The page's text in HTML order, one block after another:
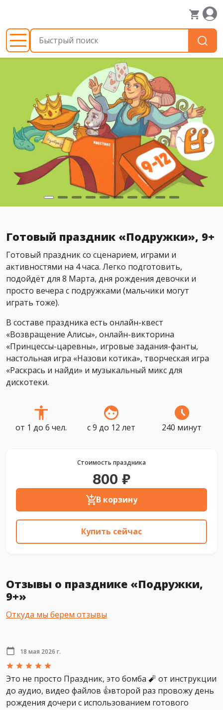
Готовый праздник «Подружки», 9+
Готовый праздник со сценарием, играми и
активностями на 4 часа. Легко подготовить,
подойдёт для 8 Марта, дня рождения девочки и
просто вечера с подружками (мальчики могут
играть тоже).
В составе праздника есть онлайн-квест
«Возвращение Алисы», онлайн-викторина
«Принцессы-царевны», игровые задания-фанты,
настольная игра «Назови котика», творческая игра
«Раскрась и найди» и музыкальный микс для
дискотеки.
от 1 до 6 чел. с 9 до 12 лет 240 минут
Стоимость праздника
800 ₽
В корзину
Купить сейчас
Отзывы о празднике «Подружки,
9+»
Откуда мы берем отзывы
18 мая 2026 г.
Это не просто Праздник, это бомба 🧨 от инструкции
до аудио, видео файлов 👍второй раз провожу день
рождения дочери с использованием готового